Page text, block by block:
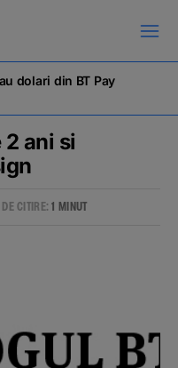
dolari din BT Pay
ani si
CITIRE:1 MINUT